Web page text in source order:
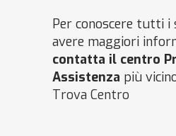
Per conoscere tutti
avere maggiori
contatta il centro
Assistenza più
Trova Centro